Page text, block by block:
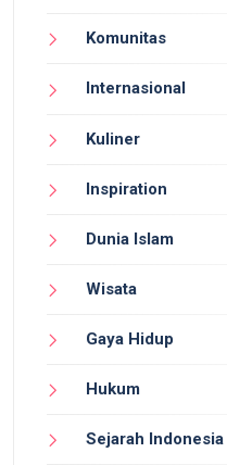
Komunitas
Internasional
Kuliner
Inspiration
Dunia Islam
Wisata
Gaya Hidup
Hukum
Sejarah Indonesia